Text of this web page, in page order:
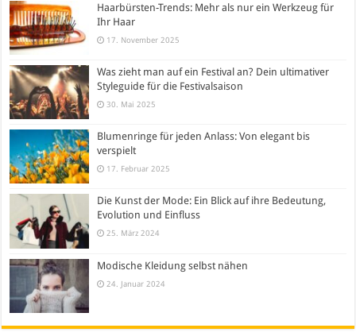
Haarbürsten-Trends: Mehr als nur ein Werkzeug für
Ihr Haar
17. November 2025
Was zieht man auf ein Festival an? Dein ultimativer
Styleguide für die Festivalsaison
30. Mai 2025
Blumenringe für jeden Anlass: Von elegant bis
verspielt
17. Februar 2025
Die Kunst der Mode: Ein Blick auf ihre Bedeutung,
Evolution und Einfluss
25. März 2024
Modische Kleidung selbst nähen
24. Januar 2024